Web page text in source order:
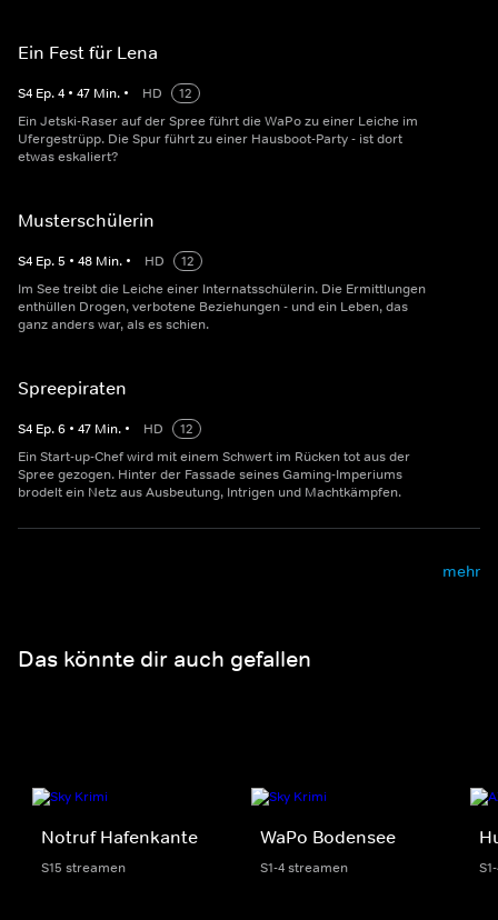
Ein Fest für Lena
S4 Ep.4 • 47 Min. • HD
12
Ein Jetski-Raser auf der Spree führt die WaPo zu einer Leiche im
Ufergestrüpp. Die Spur führt zu einer Hausboot-Party - ist dort
etwas eskaliert?
Musterschülerin
S4 Ep.5 • 48 Min. • HD
12
Im See treibt die Leiche einer Internatsschülerin. Die Ermittlungen
enthüllen Drogen, verbotene Beziehungen - und ein Leben, das
ganz anders war, als es schien.
Spreepiraten
S4 Ep.6 • 47 Min. • HD
12
Ein Start-up-Chef wird mit einem Schwert im Rücken tot aus der
Spree gezogen. Hinter der Fassade seines Gaming-Imperiums
brodelt ein Netz aus Ausbeutung, Intrigen und Machtkämpfen.
mehr
Das könnte dir auch gefallen
Notruf Hafenkante
S15 streamen
WaPo Bodensee
S1-4 streamen